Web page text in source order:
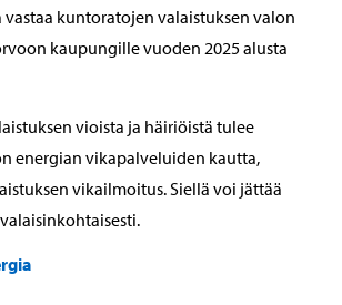
vastaa kuntoratojen valaistuksen valon
kaupungille vuoden 2025 alusta
vioista ja häiriöistä tulee
energian vikapalveluiden kautta,
vikailmoitus. Siellä voi jättää